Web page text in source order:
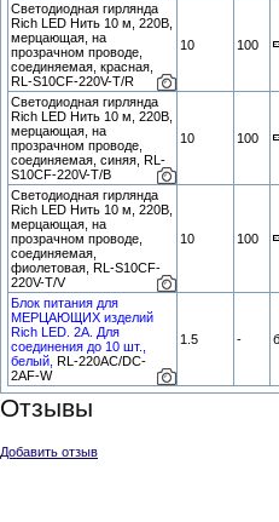
Светодиодная гирлянда
Rich LED Нить 10 м, 220В,
мерцающая, на
прозрачном проводе,
соединяемая, красная,
RL-S10CF-220V-T/R
10 100
Светодиодная гирлянда
Rich LED Нить 10 м, 220В,
мерцающая, на
прозрачном проводе,
соединяемая, синяя, RL-
S10CF-220V-T/B
10 100
Светодиодная гирлянда
Rich LED Нить 10 м, 220В,
мерцающая, на
прозрачном проводе,
соединяемая,
фиолетовая, RL-S10CF-
220V-T/V
10 100
Блок питания для
МЕРЦАЮЩИХ изделий
Rich LED. 2А. Для
соединения до 10 шт.,
белый, RL-220AC/DC-
2AF-W
1.5 -
Отзывы
Добавить отзыв